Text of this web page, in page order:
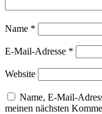
Name *
E-Mail-Adresse *
Website
Name, E-Mail-
meinen nächsten